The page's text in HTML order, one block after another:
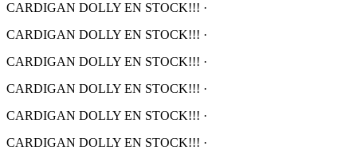
CARDIGAN DOLLY EN STOCK!!! ·
CARDIGAN DOLLY EN STOCK!!! ·
CARDIGAN DOLLY EN STOCK!!! ·
CARDIGAN DOLLY EN STOCK!!! ·
CARDIGAN DOLLY EN STOCK!!! ·
CARDIGAN DOLLY EN STOCK!!! ·